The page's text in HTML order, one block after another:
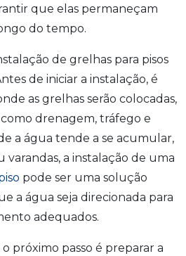
que elas permaneçam
do tempo.
de grelhas para pisos
de iniciar a instalação, é
as grelhas serão colocadas,
drenagem, tráfego e
a água tende a se acumular,
varandas, a instalação de uma
pode ser uma solução
a água seja direcionada para
adequados.
próximo passo é preparar a